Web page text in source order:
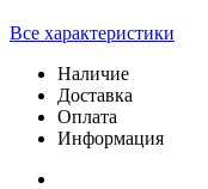
Все характеристики
Наличие
Доставка
Оплата
Информация